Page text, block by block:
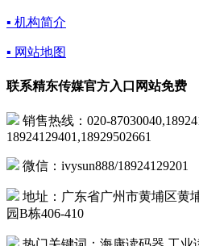
▪ 机构简介
▪ 网站地图
联系精东传媒官方入口网站免费
销售热线：020-
18924129401,18929502661
微信：ivysun888/18924129201
地址：广东省广州市黄埔区
园B栋406-410